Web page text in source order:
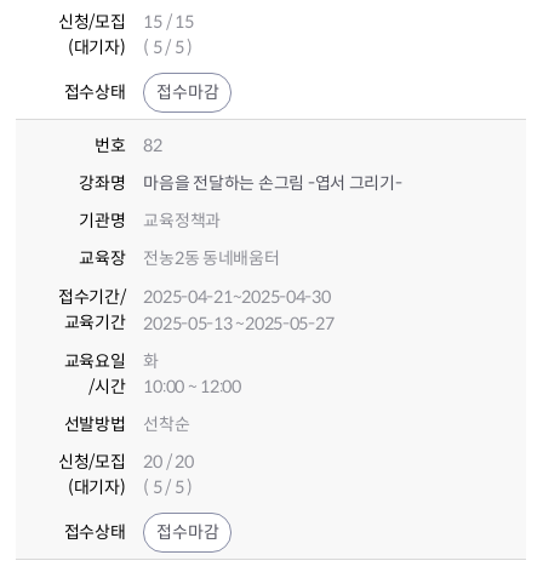
신청/모집
(대기자)
15 / 15
( 5 / 5 )
접수상태 접수마감
번호
82
강좌명
마음을 전달하는 손그림 -엽서 그리기-
기관명
교육정책과
교육장
전농2동 동네배움터
접수기간/
교육기간
2025-04-21~2025-04-30
2025-05-13~2025-05-27
교육요일
/시간
화
10:00 ~ 12:00
선발방법
선착순
신청/모집
(대기자)
20 / 20
( 5 / 5 )
접수상태 접수마감